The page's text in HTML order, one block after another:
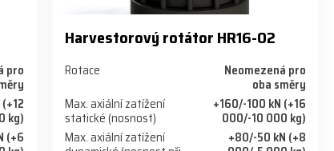
pro
kg)
(+6
Harvestorový rotátor HR16-02
Rotace Neomezená pro
oba směry
Max. axiální zatížení
statické (nosnost)
+160/-100 kN (+16
000/-10 000 kg)
Max. axiální zatížení
+80/-50 kN (+8